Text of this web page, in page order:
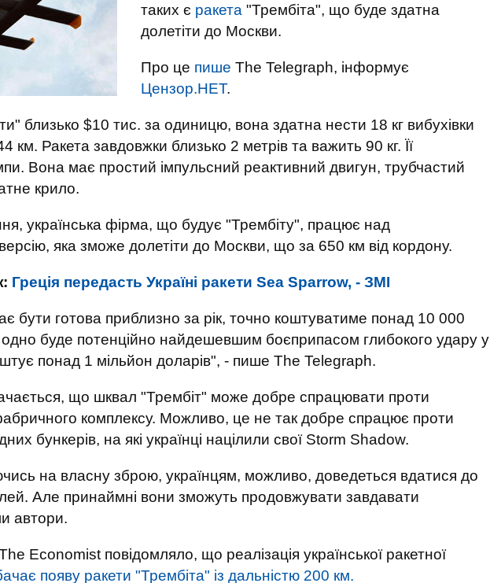
таких є ракета "Трембіта", що буде здатна
долетіти до Москви.
Про це пише The Telegraph, інформує
Цензор.НЕТ.
близько $10 тис. за одиницю, вона здатна нести 18 кг вибухівки
км. Ракета завдовжки близько 2 метрів та важить 90 кг. Її
Вона має простий імпульсний реактивний двигун, трубчастий
крило.
українська фірма, що будує "Трембіту", працює над
яка зможе долетіти до Москви, що за 650 км від кордону.
Греція передасть Україні ракети Sea Sparrow, - ЗМІ
бути готова приблизно за рік, точно коштуватиме понад 10 000
буде потенційно найдешевшим боєприпасом глибокого удару у
понад 1 мільйон доларів", - пише The Telegraph.
що шквал "Трембіт" може добре спрацювати проти
комплексу. Можливо, це не так добре спрацює проти
бункерів, на які українці націлили свої Storm Shadow.
на власну зброю, українцям, можливо, доведеться вдатися до
Але принаймні вони зможуть продовжувати завдавати
автори.
Economist повідомляло, що реалізація української ракетної
появу ракети "Трембіта" із дальністю 200 км.